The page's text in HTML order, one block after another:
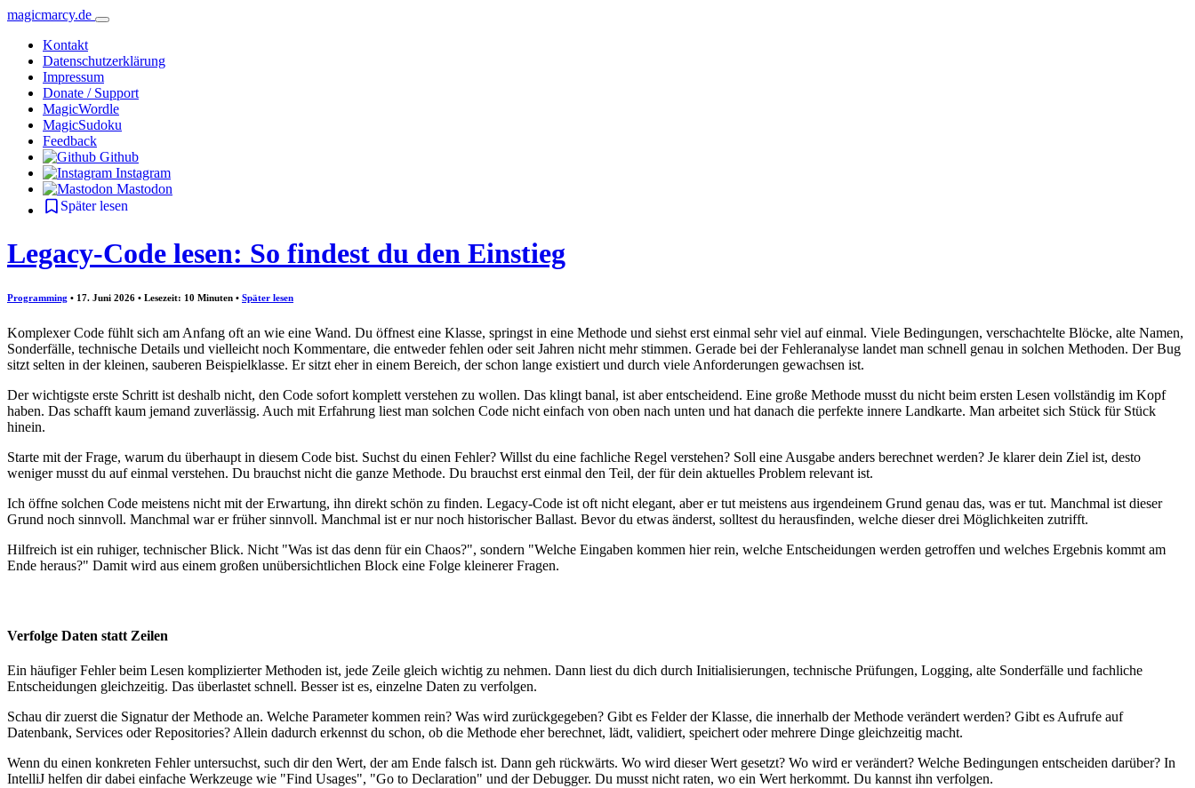
magicmarcy.de
Kontakt
Datenschutzerklärung
Impressum
Donate / Support
MagicWordle
MagicSudoku
Feedback
Github
Instagram
Mastodon
Später lesen
Legacy-Code lesen: So findest du den Einstieg
Programming • 17. Juni 2026 • Lesezeit: 10 Minuten • Später lesen
Komplexer Code fühlt sich am Anfang oft an wie eine Wand. Du öffnest eine Klasse, springst in eine Methode und siehst erst einmal sehr viel auf einmal. Viele Bedingungen, verschachtelte Blöcke, alte Namen,
Sonderfälle, technische Details und vielleicht noch Kommentare, die entweder fehlen oder seit Jahren nicht mehr stimmen. Gerade bei der Fehleranalyse landet man schnell genau in solchen Methoden. Der Bug
sitzt selten in der kleinen, sauberen Beispielklasse. Er sitzt eher in einem Bereich, der schon lange existiert und durch viele Anforderungen gewachsen ist.
Der wichtigste erste Schritt ist deshalb nicht, den Code sofort komplett verstehen zu wollen. Das klingt banal, ist aber entscheidend. Eine große Methode musst du nicht beim ersten Lesen vollständig im Kopf
haben. Das schafft kaum jemand zuverlässig. Auch mit Erfahrung liest man solchen Code nicht einfach von oben nach unten und hat danach die perfekte innere Landkarte. Man arbeitet sich Stück für Stück
hinein.
Starte mit der Frage, warum du überhaupt in diesem Code bist. Suchst du einen Fehler? Willst du eine fachliche Regel verstehen? Soll eine Ausgabe anders berechnet werden? Je klarer dein Ziel ist, desto
weniger musst du auf einmal verstehen. Du brauchst nicht die ganze Methode. Du brauchst erst einmal den Teil, der für dein aktuelles Problem relevant ist.
Ich öffne solchen Code meistens nicht mit der Erwartung, ihn direkt schön zu finden. Legacy-Code ist oft nicht elegant, aber er tut meistens aus irgendeinem Grund genau das, was er tut. Manchmal ist dieser
Grund noch sinnvoll. Manchmal war er früher sinnvoll. Manchmal ist er nur noch historischer Ballast. Bevor du etwas änderst, solltest du herausfinden, welche dieser drei Möglichkeiten zutrifft.
Hilfreich ist ein ruhiger, technischer Blick. Nicht "Was ist das denn für ein Chaos?", sondern "Welche Eingaben kommen hier rein, welche Entscheidungen werden getroffen und welches Ergebnis kommt am
Ende heraus?" Damit wird aus einem großen unübersichtlichen Block eine Folge kleinerer Fragen.
Verfolge Daten statt Zeilen
Ein häufiger Fehler beim Lesen komplizierter Methoden ist, jede Zeile gleich wichtig zu nehmen. Dann liest du dich durch Initialisierungen, technische Prüfungen, Logging, alte Sonderfälle und fachliche
Entscheidungen gleichzeitig. Das überlastet schnell. Besser ist es, einzelne Daten zu verfolgen.
Schau dir zuerst die Signatur der Methode an. Welche Parameter kommen rein? Was wird zurückgegeben? Gibt es Felder der Klasse, die innerhalb der Methode verändert werden? Gibt es Aufrufe auf
Datenbank, Services oder Repositories? Allein dadurch erkennst du schon, ob die Methode eher berechnet, lädt, validiert, speichert oder mehrere Dinge gleichzeitig macht.
Wenn du einen konkreten Fehler untersuchst, such dir den Wert, der am Ende falsch ist. Dann geh rückwärts. Wo wird dieser Wert gesetzt? Wo wird er verändert? Welche Bedingungen entscheiden darüber? In
IntelliJ helfen dir dabei einfache Werkzeuge wie "Find Usages", "Go to Declaration" und der Debugger. Du musst nicht raten, wo ein Wert herkommt. Du kannst ihn verfolgen.